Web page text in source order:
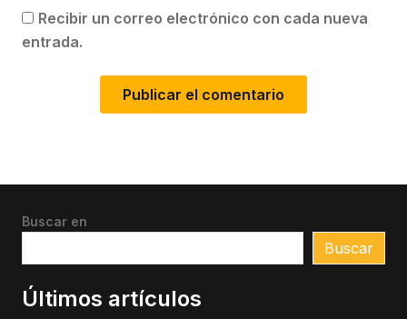
Recibir un correo electrónico con cada nueva
entrada.
Buscar en
Buscar
Últimos artículos